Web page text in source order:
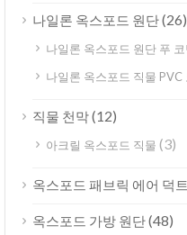
나일론 옥스포드 원단(26)
나일론 옥스포드 원단 푸 코
나일론 옥스포드 직물 PVC
직물 천막(12)
아크릴 옥스포드 직물 (3)
옥스포드 패브릭 에어 덕
옥스포드 가방 원단(48)